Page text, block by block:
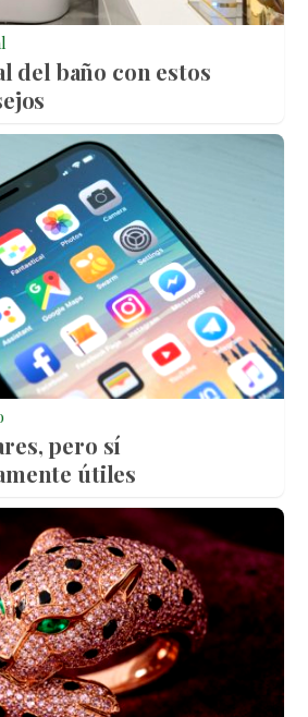
del baño con estos
pero sí
útiles